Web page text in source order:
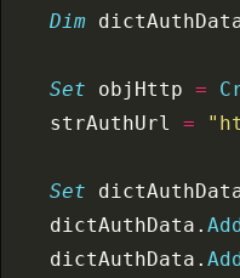
    Dim
    Set
objHttp =
    strAuthUrl
=
    Set
    dictAuthData.
    dictAuthData.